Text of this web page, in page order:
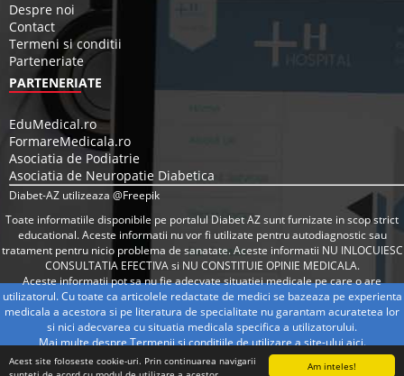
Am inteles!
Acest site foloseste cookie-uri. Prin continuarea navigarii
Despre noi
Contact
Termeni si conditii
Parteneriate
PARTENERIATE
EduMedical.ro
FormareMedicala.ro
Asociatia de Podiatrie
Asociatia de Neuropatie Diabetica
Diabet-AZ utilizeaza @Freepik
Toate informatiile disponibile pe portalul Diabet AZ sunt furnizate in scop strict
educational. Aceste informatii nu vor fi utilizate pentru autodiagnostic sau
tratament pentru nicio problema de sanatate. Aceste informatii NU INLOCUIESC
CONSULTATIA EFECTIVA si NU CONSTITUIE OPINIE MEDICALA.
Aceste informatii pot sa nu fie adecvate situatiei medicale pe care o are
utilizatorul. Cu toate ca articolele redactate de medici se bazeaza pe experienta
medicala a acestora si pe literatura de specialitate nu garantam acuratetea lor
si nici adecvarea cu situatia medicala specifica a utilizatorului.
Mai multe despre Termenii si conditiile de utilizare a site-uluiaici.